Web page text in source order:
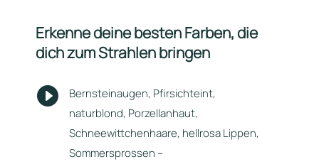
Erkenne deine besten Farben, die
dich zum Strahlen bringen

Bernsteinaugen, Pfirsichteint,
naturblond, Porzellanhaut,
Schneewittchenhaare, hellrosa Lippen,
Sommersprossen –